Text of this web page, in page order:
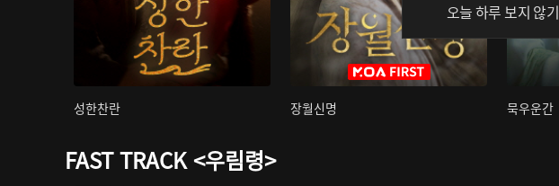
성한찬란 장월신명 묵우운간
FAST TRACK <우림령>
오늘 하루 보지 않기